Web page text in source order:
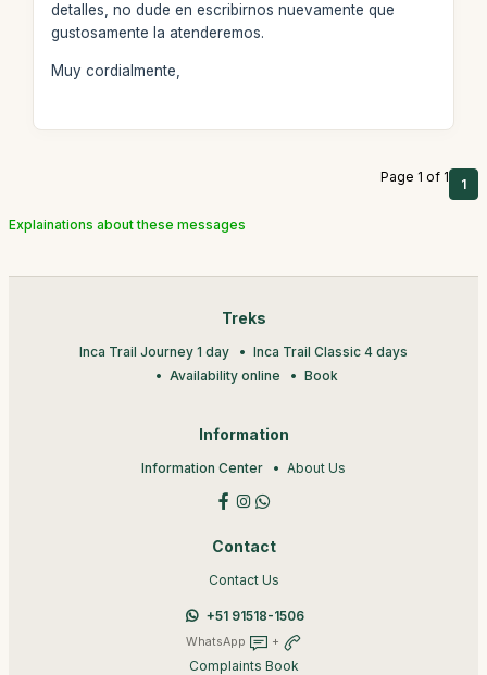
detalles, no dude en escribirnos nuevamente que
gustosamente la atenderemos.
Muy cordialmente,
Page 1 of 1 1
Explainations about these messages
Treks
Inca Trail Journey 1 day
Inca Trail Classic 4 days
Availability online
Book
Information
Information Center About Us
Contact
Contact Us
+51 91518-1506
WhatsApp +
Complaints Book